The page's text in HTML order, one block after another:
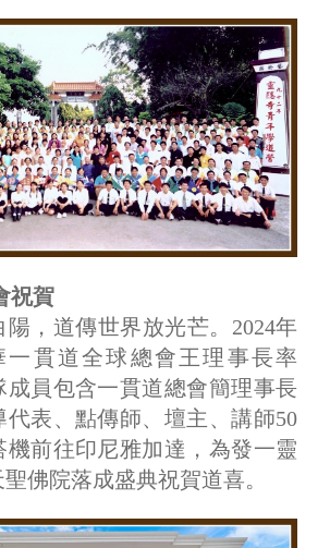
祝賀
陽，道傳世界放光芒。2024年
一貫道全球總會王理事長率
成員包含一貫道總會簡理事長
代表、點傳師、壇主、講師50
機前往印尼雅加達，為發一靈
佛院落成盛典祝賀道喜。